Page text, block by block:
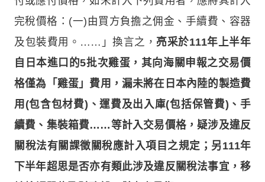
完稅價格：(一)由買方負擔之佣金、手續費、容器
及包裝費用。……」換言之， 亮采於111年上半年
自日本進口的5批次雞蛋，其向海關申報之交易價
格僅為「雞蛋」費用，漏未將在日本內陸的製造費
用(包含包材費)、運費及出入庫(包括保管費)、手
續費、集裝箱費……等計入交易價格，疑涉及違反
關稅法有關課徵關稅應計入項目之規定；另111年
下半年超思是否亦有類此涉及違反關稅法事宜，移